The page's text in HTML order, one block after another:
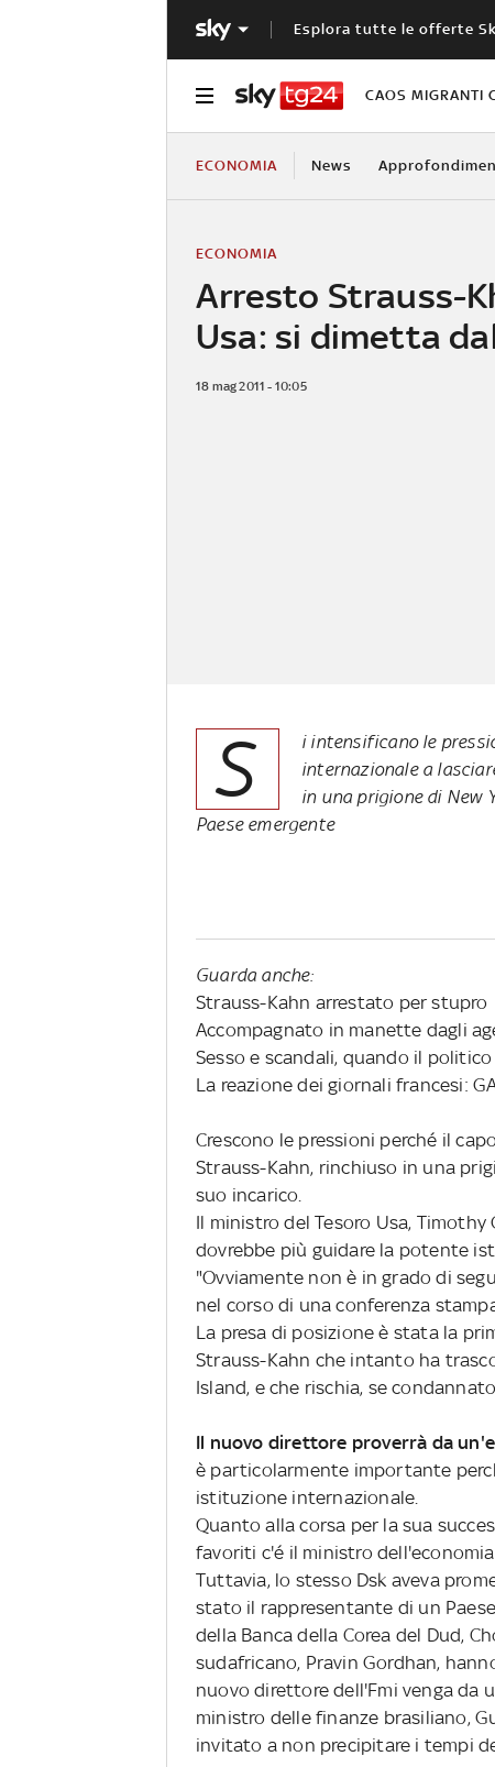
Esplora tutte le offerte
CAOS MIGRANTI
ECONOMIA News
Arresto Strauss-
Usa: si dimetta
ECONOMIA
18 mag 2011 - 10:05
S
i intensificano le
internazionale a
in una prigione di New
Paese emergente
Guarda anche:
Strauss-Kahn arrestato per stupro
Accompagnato in manette dagli
Sesso e scandali, quando il
La reazione dei giornali francesi:
Crescono le pressioni perché il
Strauss-Kahn, rinchiuso in una
suo incarico.
Il ministro del Tesoro Usa,
dovrebbe più guidare la potente
"Ovviamente non è in grado di
nel corso di una conferenza
La presa di posizione è stata la
Strauss-Kahn che intanto ha
Island, e che rischia, se
Il nuovo direttore proverrà da
è particolarmente importante
istituzione internazionale.
Quanto alla corsa per la sua
favoriti c'é il ministro
Tuttavia, lo stesso Dsk aveva
stato il rappresentante di un
della Banca della Corea del Dud,
sudafricano, Pravin Gordhan,
nuovo direttore dell'Fmi venga da
ministro delle finanze brasiliano,
invitato a non precipitare i tempi